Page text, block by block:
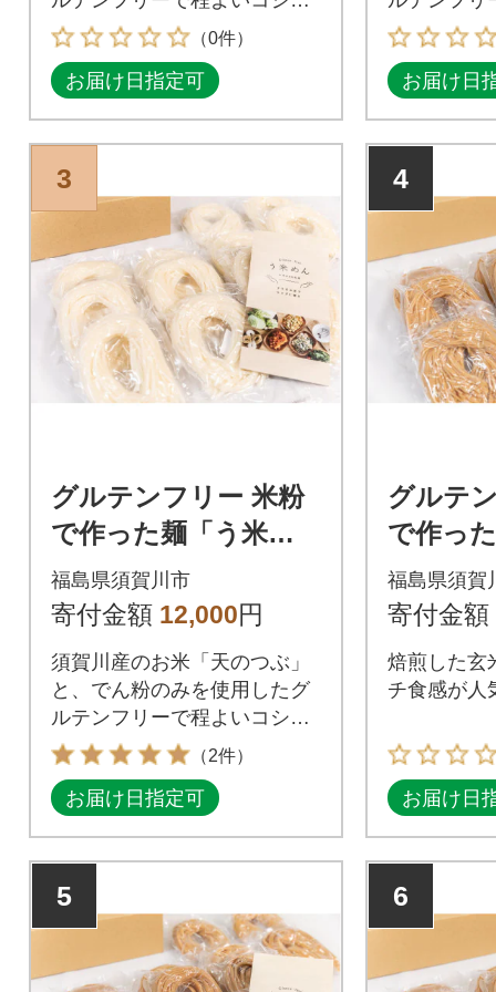
特徴の白米麺
（0件）
お届け日指定可
特徴の白米
お届け日
3
グルテンフリー 米粉
で作った麺「う米め
ん」12食入り
福島県須賀川市
寄付金額 12,000円
須賀川産のお米「天のつぶ」
と、でん粉のみを使用したグ
ルテンフリーで程よいコシが
特徴の白米麺。
（2件）
お届け日指定可
4
グルテ
で作っ
ん」玄
g×100食
福島県須賀
寄付金額
焙煎した玄
チ食感が人
お届け日
5 6